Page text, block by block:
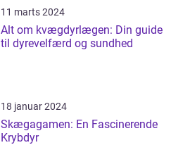
11 marts 2024
Alt om kvægdyrlægen: Din guide
til dyrevelfærd og sundhed
18 januar 2024
Skægagamen: En Fascinerende
Krybdyr